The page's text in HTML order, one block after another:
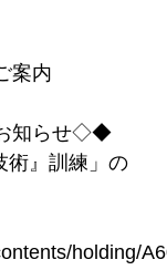
案内
知らせ◇◆
術』訓練」の
holding/